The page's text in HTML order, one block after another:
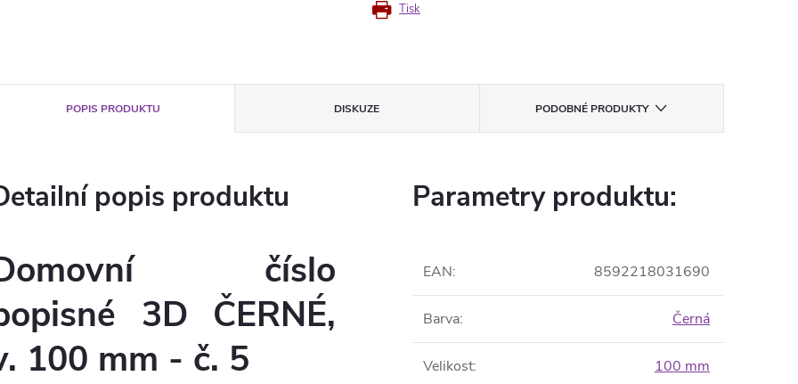
Tisk
POPIS PRODUKTU DISKUZE PODOBNÉ PRODUKTY
popis produktu
číslo
3D ČERNÉ,
100 mm - č. 5
Parametry produktu:
EAN: 8592218031690
Barva: Černá
Velikost: 100 mm